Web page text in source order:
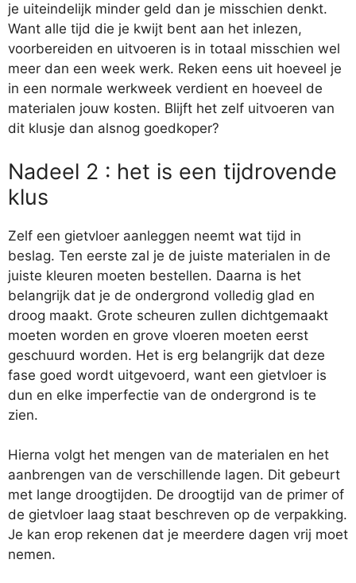
je uiteindelijk minder geld dan je misschien denkt.
Want alle tijd die je kwijt bent aan het inlezen,
voorbereiden en uitvoeren is in totaal misschien wel
meer dan een week werk. Reken eens uit hoeveel je
in een normale werkweek verdient en hoeveel de
materialen jouw kosten. Blijft het zelf uitvoeren van
dit klusje dan alsnog goedkoper?
Nadeel 2 : het is een tijdrovende
klus
Zelf een gietvloer aanleggen neemt wat tijd in
beslag. Ten eerste zal je de juiste materialen in de
juiste kleuren moeten bestellen. Daarna is het
belangrijk dat je de ondergrond volledig glad en
droog maakt. Grote scheuren zullen dichtgemaakt
moeten worden en grove vloeren moeten eerst
geschuurd worden. Het is erg belangrijk dat deze
fase goed wordt uitgevoerd, want een gietvloer is
dun en elke imperfectie van de ondergrond is te
zien.
Hierna volgt het mengen van de materialen en het
aanbrengen van de verschillende lagen. Dit gebeurt
met lange droogtijden. De droogtijd van de primer of
de gietvloer laag staat beschreven op de verpakking.
Je kan erop rekenen dat je meerdere dagen vrij moet
nemen.